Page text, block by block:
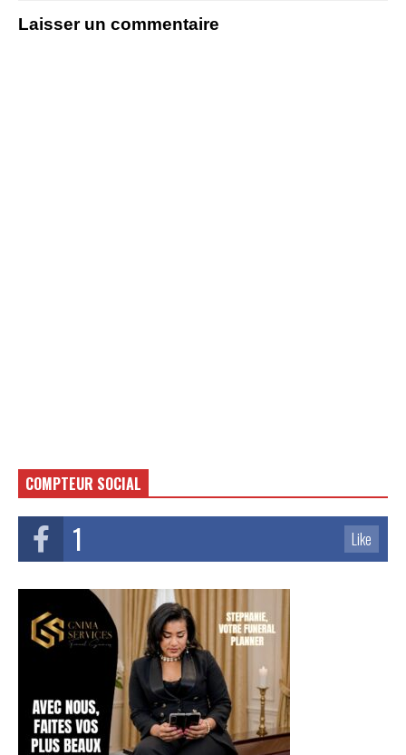
Laisser un commentaire
COMPTEUR SOCIAL
1 Like